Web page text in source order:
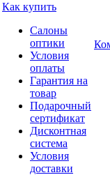
Как купить
Салоны
оптики
Условия
оплаты
Гарантия на
товар
Подарочный
сертификат
Дисконтная
система
Условия
доставки